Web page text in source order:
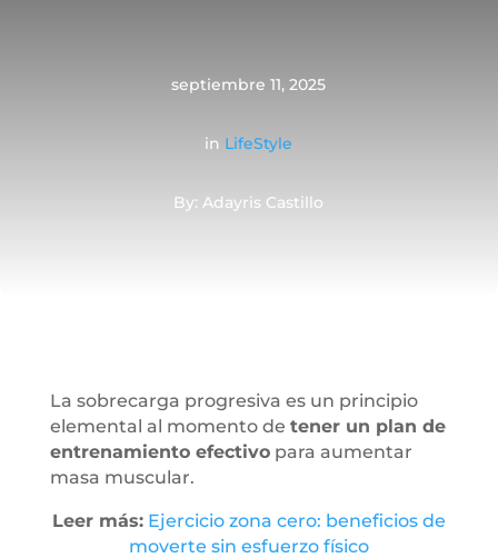
septiembre 11, 2025
in LifeStyle
By: Adayris Castillo
La sobrecarga progresiva es un principio
elemental al momento de tener un plan de
entrenamiento efectivopara aumentar
masa muscular.
Leer más: Ejercicio zona cero: beneficios de
moverte sin esfuerzo físico